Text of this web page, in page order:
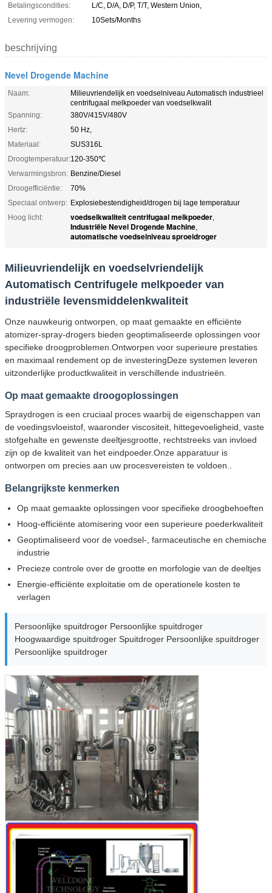
Betalingscondities:
L/C, D/A, D/P, T/T, Western Union,
Levering vermogen:
10Sets/Months
beschrijving
Nevel Drogende Machine
Naam:
Milieuvriendelijk en voedselniveau Automatisch industrieel
centrifugaal melkpoeder van voedselkwalit
Spanning:
380V/415V/480V
Hertz:
50 Hz,
Materiaal:
SUS316L
Droogtemperatuur:120-350℃
Verwarmingsbron: Benzine/Diesel
Droogefficiëntie:
70%
Speciaal ontwerp: Explosiebestendigheid/drogen bij lage temperatuur
Hoog licht:
voedselkwaliteit centrifugaal melkpoeder,
Industriële Nevel Drogende Machine,
automatische voedselniveau sproeidroger
Milieuvriendelijk en voedselvriendelijk
Automatisch Centrifugele melkpoeder van
industriële levensmiddelenkwaliteit
Onze nauwkeurig ontworpen, op maat gemaakte en efficiënte
atomizer-spray-drogers bieden geoptimaliseerde oplossingen voor
specifieke droogproblemen.Ontworpen voor superieure prestaties
en maximaal rendement op de investeringDeze systemen leveren
uitzonderlijke productkwaliteit in verschillende industrieën.
Op maat gemaakte droogoplossingen
Spraydrogen is een cruciaal proces waarbij de eigenschappen van
de voedingsvloeistof, waaronder viscositeit, hittegevoeligheid, vaste
stofgehalte en gewenste deeltjesgrootte, rechtstreeks van invloed
zijn op de kwaliteit van het eindpoeder.Onze apparatuur is
ontworpen om precies aan uw procesvereisten te voldoen..
Belangrijkste kenmerken
Op maat gemaakte oplossingen voor specifieke droogbehoeften
Hoog-efficiënte atomisering voor een superieure poederkwaliteit
Geoptimaliseerd voor de voedsel-, farmaceutische en chemische
industrie
Precieze controle over de grootte en morfologie van de deeltjes
Energie-efficiënte exploitatie om de operationele kosten te
verlagen
Persoonlijke spuitdroger Persoonlijke spuitdroger
Hoogwaardige spuitdroger Spuitdroger Persoonlijke spuitdroger
Persoonlijke spuitdroger